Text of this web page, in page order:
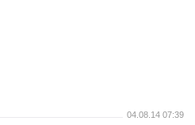
04.08.14 07:39